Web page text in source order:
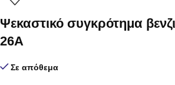
Ψεκαστικό συγκρότημα
26Α
Σε απόθεμα